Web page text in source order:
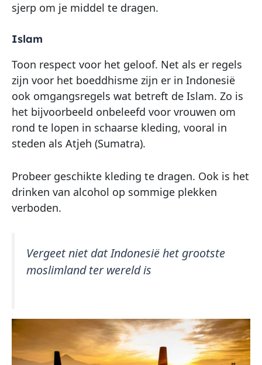
sjerp om je middel te dragen.
Islam
Toon respect voor het geloof. Net als er regels
zijn voor het boeddhisme zijn er in Indonesië
ook omgangsregels wat betreft de Islam. Zo is
het bijvoorbeeld onbeleefd voor vrouwen om
rond te lopen in schaarse kleding, vooral in
steden als Atjeh (Sumatra).
Probeer geschikte kleding te dragen. Ook is het
drinken van alcohol op sommige plekken
verboden.
Vergeet niet dat Indonesië het grootste
moslimland ter wereld is